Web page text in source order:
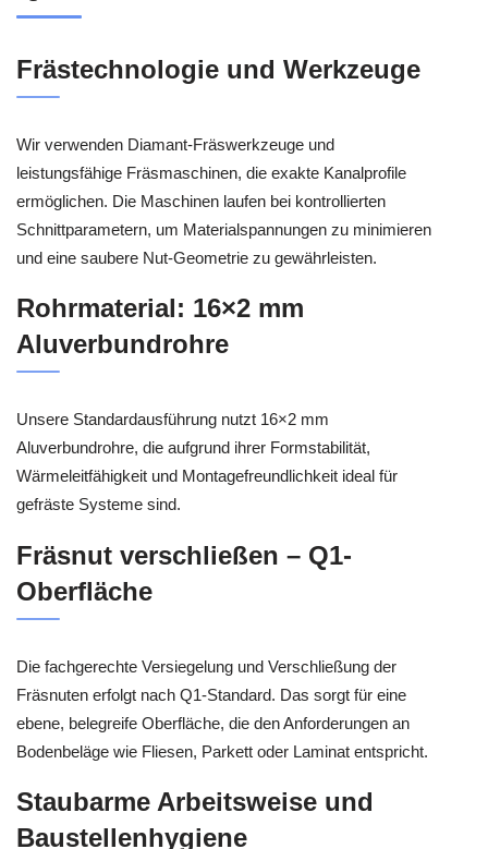
Frästechnologie und Werkzeuge
Wir verwenden Diamant-Fräswerkzeuge und
leistungsfähige Fräsmaschinen, die exakte Kanalprofile
ermöglichen. Die Maschinen laufen bei kontrollierten
Schnittparametern, um Materialspannungen zu minimieren
und eine saubere Nut-Geometrie zu gewährleisten.
Rohrmaterial: 16×2 mm
Aluverbundrohre
Unsere Standardausführung nutzt 16×2 mm
Aluverbundrohre, die aufgrund ihrer Formstabilität,
Wärmeleitfähigkeit und Montagefreundlichkeit ideal für
gefräste Systeme sind.
Fräsnut verschließen – Q1-
Oberfläche
Die fachgerechte Versiegelung und Verschließung der
Fräsnuten erfolgt nach Q1-Standard. Das sorgt für eine
ebene, belegreife Oberfläche, die den Anforderungen an
Bodenbeläge wie Fliesen, Parkett oder Laminat entspricht.
Staubarme Arbeitsweise und
Baustellenhygiene